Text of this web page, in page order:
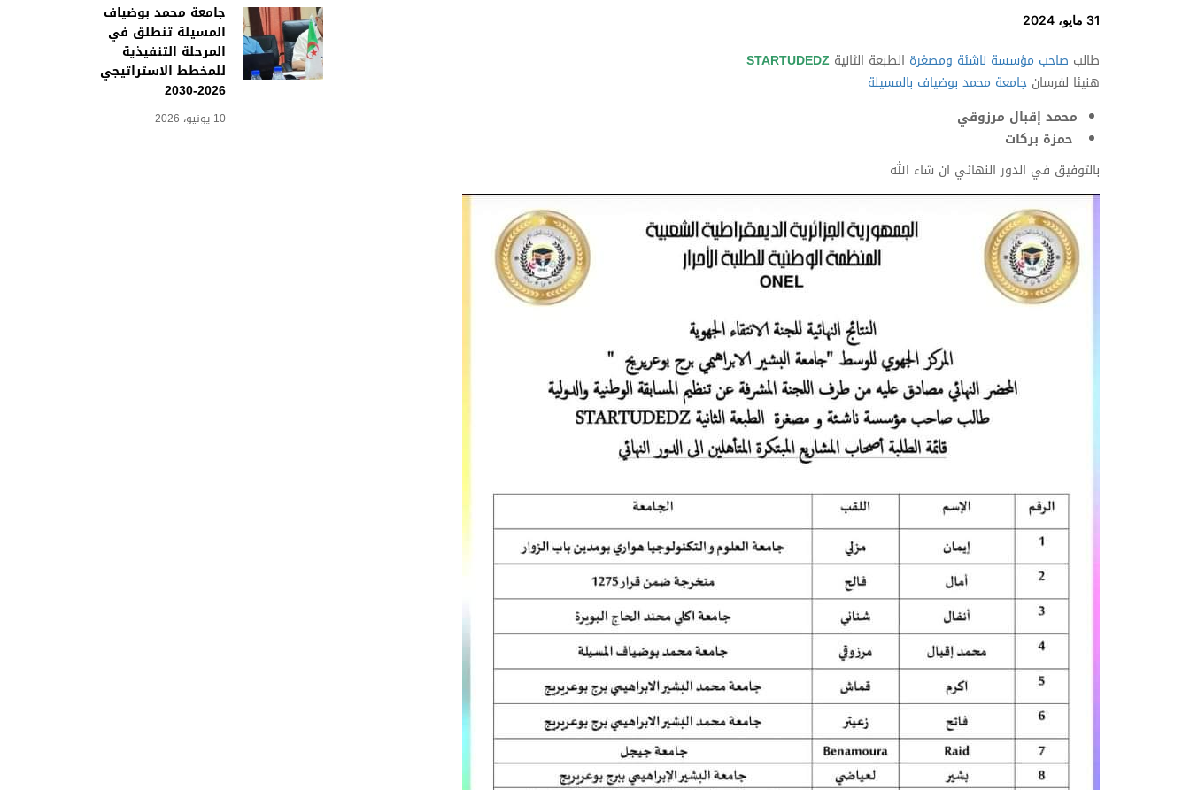
31 مايو، 2024
طالب صاحب مؤسسة ناشئة ومصغرة الطبعة الثانية STARTUDEDZ
هنيئا لفرسان جامعة محمد بوضياف بالمسيلة
محمد إقبال مرزوقي
حمزة بركات
بالتوفيق في الدور النهائي ان شاء الله
جامعة محمد بوضياف
المسيلة تنطلق في
المرحلة التنفيذية
للمخطط الاستراتيجي
2026-2030
10 يونيو، 2026